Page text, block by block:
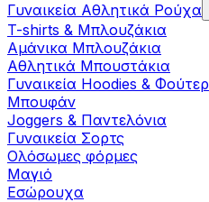
Γυναικεία Αθλητικά Ρούχα
T-shirts & Μπλουζάκια
Αμάνικα Μπλουζάκια
Aθλητικά Μπουστάκια
Γυναικεία Hoodies & Φούτερ
Μπουφάν
Joggers & Παντελόνια
Γυναικεία Σορτς
Ολόσωμες φόρμες
Μαγιό
Εσώρουχα